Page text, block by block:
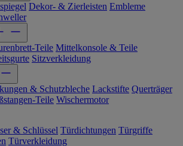
Dekor- & Zierleisten Embleme
Teile Mittelkonsole & Teile
Sitzverkleidung
& Schutzbleche Lackstifte Querträger
Teile Wischermotor
& Schlüssel Türdichtungen Türgriffe
Türverkleidung